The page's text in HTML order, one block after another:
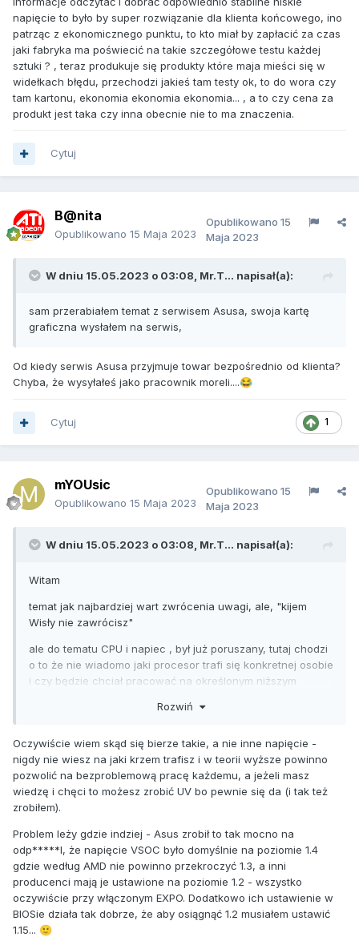
napięcie to było by super rozwiązanie dla klienta końcowego, ino
patrząc z ekonomicznego punktu, to kto miał by zapłacić za czas
jaki fabryka ma poświecić na takie szczegółowe testu każdej
sztuki ? , teraz produkuje się produkty które maja mieści się w
widełkach błędu, przechodzi jakieś tam testy ok, to do wora czy
tam kartonu, ekonomia ekonomia ekonomia... , a to czy cena za
produkt jest taka czy inna obecnie nie to ma znaczenia.
Cytuj
B@nita
Opublikowano 15 Maja 2023
Opublikowano 15
Maja 2023
W dniu 15.05.2023 o 03:08, Mr.T... napisał(a):
sam przerabiałem temat z serwisem Asusa, swoja kartę
graficzna wysłałem na serwis,
Od kiedy serwis Asusa przyjmuje towar bezpośrednio od klienta?
Chyba, że wysyłałeś jako pracownik moreli....😂
1
Cytuj
mYOUsic
Opublikowano 15 Maja 2023
Opublikowano 15
Maja 2023
W dniu 15.05.2023 o 03:08, Mr.T... napisał(a):
Witam
temat jak najbardziej wart zwrócenia uwagi, ale, "kijem
Wisły nie zawrócisz"
ale do tematu CPU i napiec , był już poruszany, tutaj chodzi
o to że nie wiadomo jaki procesor trafi się konkretnej osobie
i czy będzie chciał pracować na określonym niższym
czy potrzeba czy nie ,oczywiście ze gdyby każda sztukę
testom i taką informacje zamieścić w samym CPU aby np.
płyta główna mogła taka informacje odczytać i dobrać
odpowiednio stabilne niskie napięcie to było by super
rozwiązanie dla klienta końcowego, ino patrząc z
ekonomicznego punktu, to kto miał by zapłacić za czas jaki
sztuki ? , teraz produkuje się produkty które maja mieści się
w widełkach błędu, przechodzi jakieś tam testy ok, to do
wora czy tam kartonu, ekonomia ekonomia ekonomia... , a
to czy cena za produkt jest taka czy inna obecnie nie to ma
znaczenia.
Rozwiń
Oczywiście wiem skąd się bierze takie, a nie inne napięcie -
nigdy nie wiesz na jaki krzem trafisz i w teorii wyższe powinno
pozwolić na bezproblemową pracę każdemu, a jeżeli masz
wiedzę i chęci to możesz zrobić UV bo pewnie się da (i tak też
zrobiłem).
Problem leży gdzie indziej - Asus zrobił to tak mocno na
odp*****l, że napięcie VSOC było domyślnie na poziomie 1.4
gdzie według AMD nie powinno przekroczyć 1.3, a inni
producenci mają je ustawione na poziomie 1.2 - wszystko
oczywiście przy włączonym EXPO. Dodatkowo ich ustawienie w
BIOSie działa tak dobrze, że aby osiągnąć 1.2 musiałem ustawić
1.15... 🙂